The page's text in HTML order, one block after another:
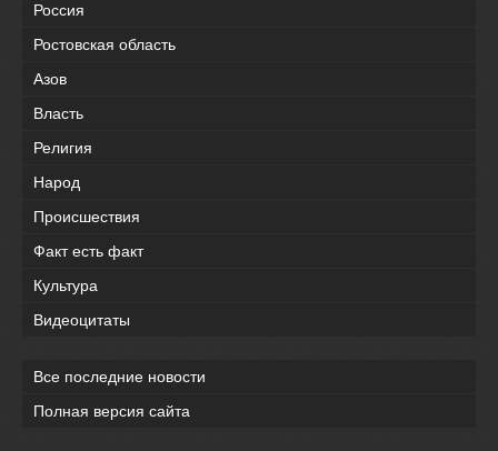
Россия
Ростовская область
Азов
Власть
Религия
Народ
Происшествия
Факт есть факт
Культура
Видеоцитаты
Все последние новости
Полная версия сайта